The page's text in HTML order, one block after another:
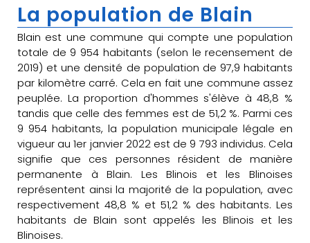
La population de Blain
Blain est une commune qui compte une population
totale de 9 954 habitants (selon le recensement de
2019) et une densité de population de 97,9 habitants
par kilomètre carré. Cela en fait une commune assez
peuplée. La proportion d'hommes s'élève à 48,8 %
tandis que celle des femmes est de 51,2 %. Parmi ces
9 954 habitants, la population municipale légale en
vigueur au 1er janvier 2022 est de 9 793 individus. Cela
signifie que ces personnes résident de manière
permanente à Blain. Les Blinois et les Blinoises
représentent ainsi la majorité de la population, avec
respectivement 48,8 % et 51,2 % des habitants. Les
habitants de Blain sont appelés les Blinois et les
Blinoises.